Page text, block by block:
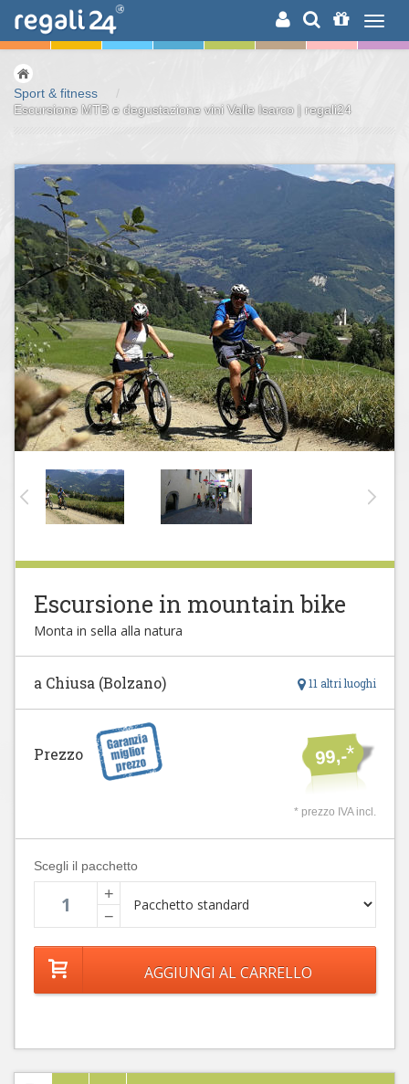
RICERCA
Sport & fitness
/
Escursione MTB e degustazione vini Valle Isarco | regali24
Escursione in mountain bike
Monta in sella alla natura
11 altri luoghi
a Chiusa (Bolzano)
99,-*
Prezzo
* prezzo IVA incl.
Scegli il pacchetto
+
−